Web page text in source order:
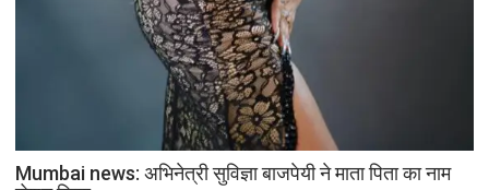
Mumbai news: अभिनेत्री सुविज्ञा बाजपेयी ने माता पिता का नाम